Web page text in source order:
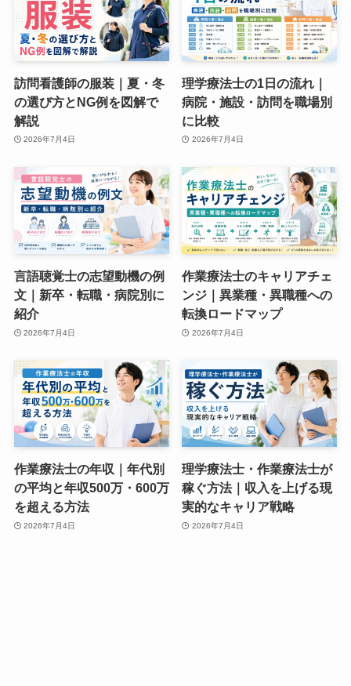
訪問看護師の服装｜夏・冬
の選び方とNG例を図解で
解説
2026年7月4日
理学療法士の1日の流れ｜
病院・施設・訪問を職場別
に比較
2026年7月4日
言語聴覚士の志望動機の例
文｜新卒・転職・病院別に
紹介
2026年7月4日
作業療法士のキャリアチェ
ンジ｜異業種・異職種への
転換ロードマップ
2026年7月4日
作業療法士の年収｜年代別
の平均と年収500万・600万
を超える方法
2026年7月4日
理学療法士・作業療法士が
稼ぐ方法｜収入を上げる現
実的なキャリア戦略
2026年7月4日